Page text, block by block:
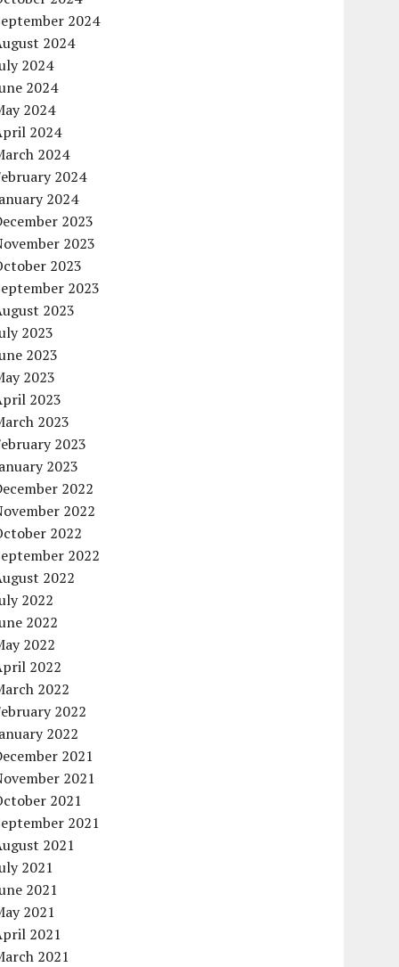
2024
2024
2024
2024
2024
2024
2024
2024
2024
2023
2023
2023
2023
2023
2023
2023
2023
2023
2023
2023
2023
2022
2022
2022
2022
2022
2022
2022
2022
2022
2022
2022
2022
2021
2021
2021
2021
2021
2021
2021
2021
2021
2021